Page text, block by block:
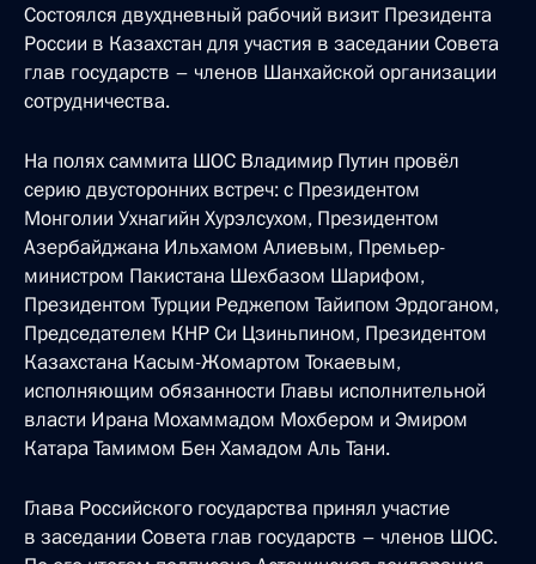
Состоялся двухдневный рабочий визит Президента
России в Казахстан для участия в заседании Совета
глав государств – членов Шанхайской организации
сотрудничества.
На полях саммита ШОС Владимир Путин провёл
серию двусторонних встреч: с Президентом
Монголии Ухнагийн Хурэлсухом, Президентом
Азербайджана Ильхамом Алиевым, Премьер-
министром Пакистана Шехбазом Шарифом,
Президентом Турции Реджепом Тайипом Эрдоганом,
Председателем КНР Си Цзиньпином, Президентом
Казахстана Касым-Жомартом Токаевым,
исполняющим обязанности Главы исполнительной
власти Ирана Мохаммадом Мохбером и Эмиром
Катара Тамимом Бен Хамадом Аль Тани.
Глава Российского государства принял участие
в заседании Совета глав государств – членов ШОС.